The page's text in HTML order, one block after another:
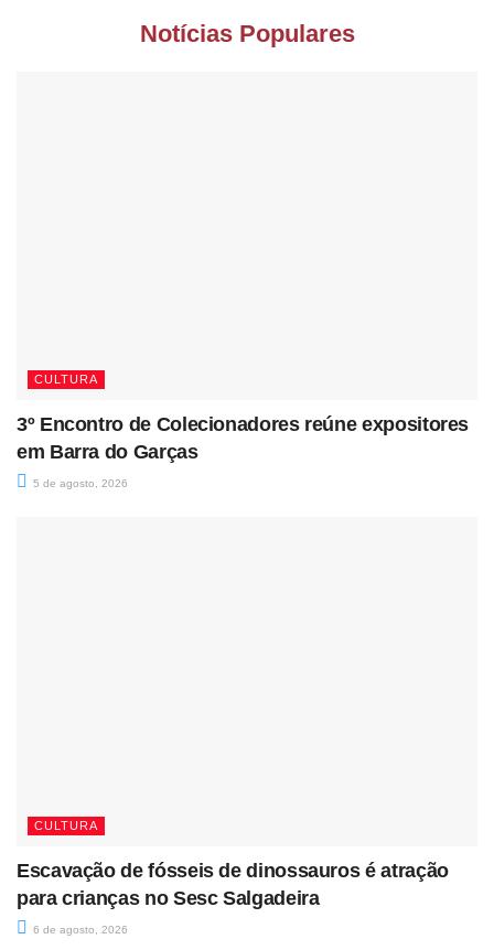
Notícias Populares
CULTURA
3º Encontro de Colecionadores reúne expositores
em Barra do Garças
5 de agosto, 2026
CULTURA
Escavação de fósseis de dinossauros é atração
para crianças no Sesc Salgadeira
6 de agosto, 2026